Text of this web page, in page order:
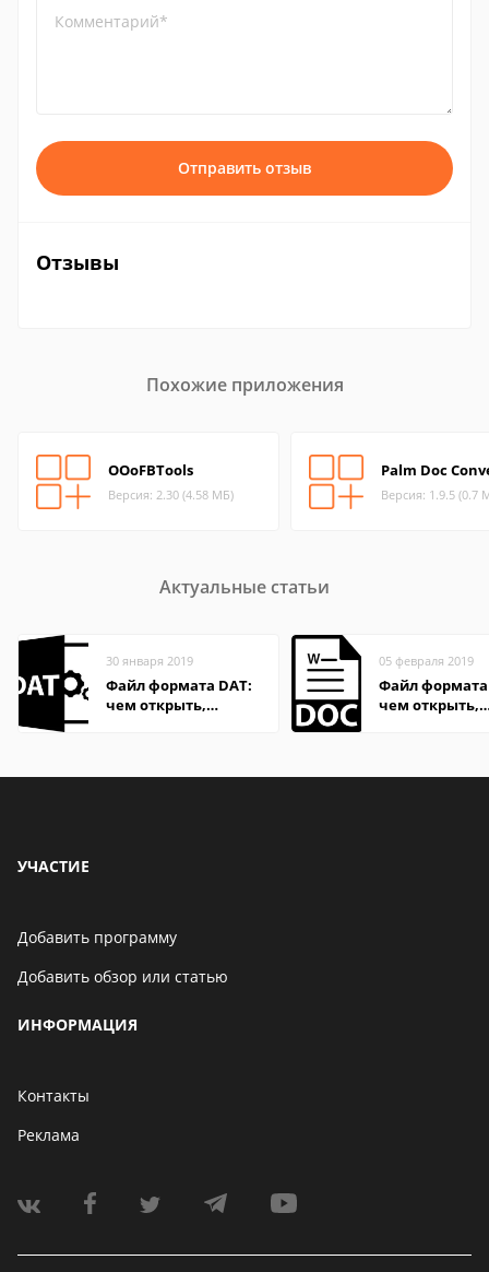
Комментарий*
Отправить отзыв
Отзывы
Похожие приложения
OOoFBTools
Версия: 2.30 (4.58 МБ)
Palm Doc
Версия: 1.9.5 (0.7
Актуальные статьи
30 января 2019
Файл формата DAT:
чем открыть,
05 февраля 2019
Файл формата
чем открыть,
УЧАСТИЕ
Добавить программу
Добавить обзор или статью
ИНФОРМАЦИЯ
Контакты
Реклама